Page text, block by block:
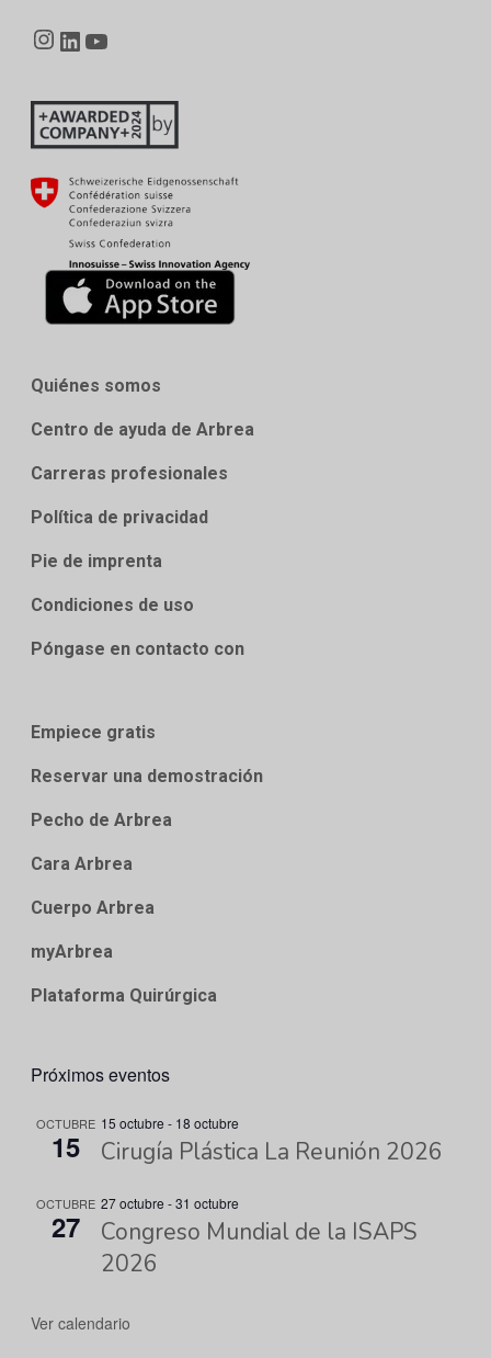
Instagram
LinkedIn
Quiénes somos
Centro de ayuda de Arbrea
Carreras profesionales
Política de privacidad
Pie de imprenta
Condiciones de uso
Póngase en contacto con
Empiece gratis
Reservar una demostración
Pecho de Arbrea
Cara Arbrea
Cuerpo Arbrea
myArbrea
Plataforma Quirúrgica
Próximos eventos
OCTUBRE
15
15 octubre - 18 octubre
Cirugía Plástica La Reunión 2026
OCTUBRE
27
27 octubre -31 octubre
Congreso Mundial de la ISAPS
2026
Ver calendario